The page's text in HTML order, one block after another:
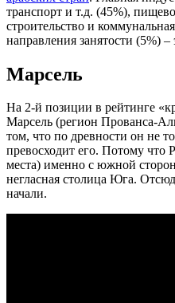
транспорт и т.д. (45%),
строительство и
направления занятости (5%)
Марсель
На 2-й позиции в рейтинге
Марсель (регион Прованса-
том, что по древности он не
превосходит его. Потому что
места) именно с южной
негласная столица Юга.
начали.